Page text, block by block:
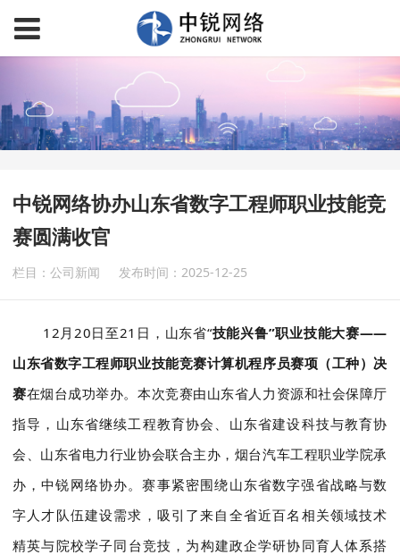
中锐网络协办山东省数字工程师职业技能竞
赛圆满收官
栏目：公司新闻 发布时间：2025-12-25
12月20日至21日， 山东省“技能兴鲁”职业技能大赛——
山东省数字工程师职业技能竞赛计算机程序员赛项（工种）决
赛在烟台成功举办。本次竞赛由山东省人力资源和社会保障厅
指导，山东省继续工程教育协会、山东省建设科技与教育协
会、山东省电力行业协会联合主办，烟台汽车工程职业学院承
办，中锐网络协办。赛事紧密围绕山东省数字强省战略与数
字人才队伍建设需求，吸引了来自全省近百名相关领域技术
精英与院校学子同台竞技， 为构建政企学研协同育人体系搭